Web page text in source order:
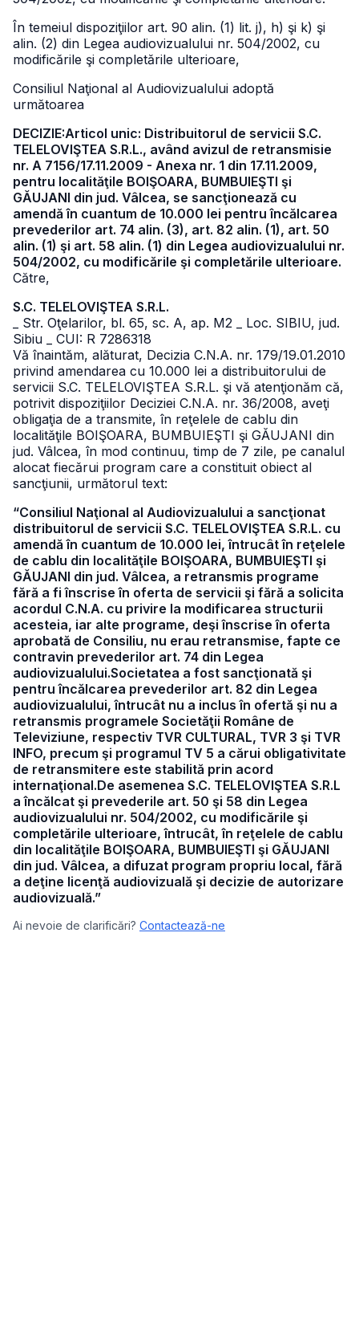
În temeiul dispoziţiilor art. 90 alin. (1) lit. j), h) şi k) şi
alin. (2) din Legea audiovizualului nr. 504/2002, cu
modificările şi completările ulterioare,
Consiliul Naţional al Audiovizualului adoptă
următoarea
DECIZIE:Articol unic: Distribuitorul de servicii S.C.
TELELOVIŞTEA S.R.L., având avizul de retransmisie
nr. A 7156/17.11.2009 - Anexa nr. 1 din 17.11.2009,
pentru localităţile BOIŞOARA, BUMBUIEŞTI şi
GĂUJANI din jud. Vâlcea, se sancţionează cu
amendă în cuantum de 10.000 lei pentru încălcarea
prevederilor art. 74 alin. (3), art. 82 alin. (1), art. 50
alin. (1) şi art. 58 alin. (1) din Legea audiovizualului nr.
504/2002, cu modificările şi completările ulterioare.
Către,
S.C. TELELOVIŞTEA S.R.L.
_ Str. Oţelarilor, bl. 65, sc. A, ap. M2
_ Loc. SIBIU, jud.
Sibiu
_ CUI: R 7286318
Vă înaintăm, alăturat, Decizia C.N.A. nr. 179/19.01.2010
privind amendarea cu 10.000 lei a distribuitorului de
servicii S.C. TELELOVIŞTEA S.R.L. şi vă atenţionăm că,
potrivit dispoziţiilor Deciziei C.N.A. nr. 36/2008, aveţi
obligaţia de a transmite, în reţelele de cablu din
localităţile BOIŞOARA, BUMBUIEŞTI şi GĂUJANI din
jud. Vâlcea, în mod continuu, timp de 7 zile, pe canalul
alocat fiecărui program care a constituit obiect al
sancţiunii, următorul text:
“Consiliul Naţional al Audiovizualului a sancţionat
distribuitorul de servicii S.C. TELELOVIŞTEA S.R.L. cu
amendă în cuantum de 10.000 lei, întrucât în reţelele
de cablu din localităţile BOIŞOARA, BUMBUIEŞTI şi
GĂUJANI din jud. Vâlcea, a retransmis programe
fără a fi înscrise în oferta de servicii şi fără a solicita
acordul C.N.A. cu privire la modificarea structurii
acesteia, iar alte programe, deşi înscrise în oferta
aprobată de Consiliu, nu erau retransmise, fapte ce
contravin prevederilor art. 74 din Legea
audiovizualului.Societatea a fost sancţionată şi
pentru încălcarea prevederilor art. 82 din Legea
audiovizualului, întrucât nu a inclus în ofertă şi nu a
retransmis programele Societăţii Române de
Televiziune, respectiv TVR CULTURAL, TVR 3 şi TVR
INFO, precum şi programul TV 5 a cărui obligativitate
de retransmitere este stabilită prin acord
internaţional.De asemenea S.C. TELELOVIŞTEA S.R.L
a încălcat şi prevederile art. 50 şi 58 din Legea
audiovizualului nr. 504/2002, cu modificările şi
completările ulterioare, întrucât, în reţelele de cablu
din localităţile BOIŞOARA, BUMBUIEŞTI şi GĂUJANI
din jud. Vâlcea, a difuzat program propriu local, fără
a deţine licenţă audiovizuală şi decizie de autorizare
audiovizuală.”
Ai nevoie de clarificări? Contactează-ne